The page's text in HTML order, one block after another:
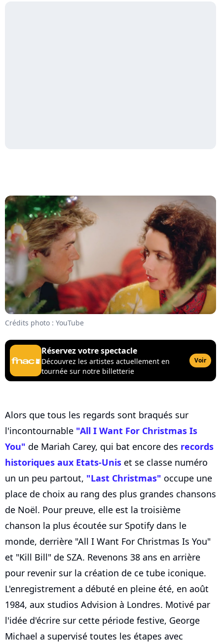
Crédits photo : YouTube
Réservez votre spectacle
Découvrez les artistes actuellement en
tournée sur notre billetterie
Voir
Alors que tous les regards sont braqués sur
l'incontournable "All I Want For Christmas Is
You" de Mariah Carey, qui bat encore des records
historiques aux Etats-Unis et se classe numéro
un un peu partout, "Last Christmas" occupe une
place de choix au rang des plus grandes chansons
de Noël. Pour preuve, elle est la troisième
chanson la plus écoutée sur Spotify dans le
monde, derrière "All I Want For Christmas Is You"
et "Kill Bill" de SZA. Revenons 38 ans en arrière
pour revenir sur la création de ce tube iconique.
L'enregistrement a débuté en pleine été, en août
1984, aux studios Advision à Londres. Motivé par
l'idée d'écrire sur cette période festive, George
Michael a supervisé toutes les étapes avec